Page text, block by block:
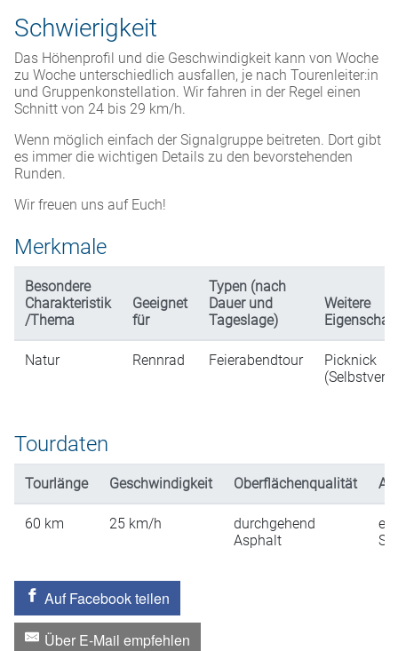
Schwierigkeit
Das Höhenprofil und die Geschwindigkeit kann von Woche
zu Woche unterschiedlich ausfallen, je nach Tourenleiter:in
und Gruppenkonstellation. Wir fahren in der Regel einen
Schnitt von 24 bis 29 km/h.
Wenn möglich einfach der Signalgruppe beitreten. Dort gibt
es immer die wichtigen Details zu den bevorstehenden
Runden.
Wir freuen uns auf Euch!
Merkmale
Besondere
Charakteristik
/Thema
Geeignet
für
Typen (nach
Dauer und
Tageslage)
Weitere
Natur Rennrad Feierabendtour
Picknick
Tourdaten
Tourlänge Geschwindigkeit Oberflächenqualität
60 km 25 km/h
durchgehend
Asphalt
Auf Facebook teilen
Über E-Mail empfehlen